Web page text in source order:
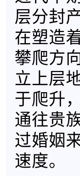
层分封
在塑造
攀爬方
立上层
于爬升
通往贵
过婚姻
速度。